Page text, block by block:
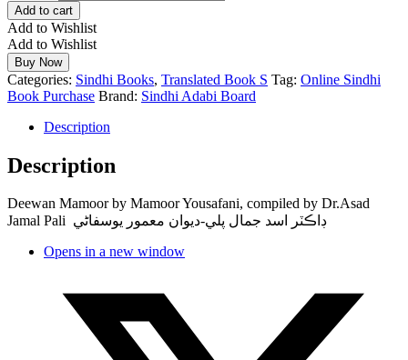
Add to cart
Add to Wishlist
Add to Wishlist
Buy Now
Categories: Sindhi Books, Translated Book S Tag: Online Sindhi
Book Purchase Brand: Sindhi Adabi Board
Description
Description
Deewan Mamoor by Mamoor Yousafani, compiled by Dr.Asad
Jamal Pali ڊاڪٽر اسد جمال پلي-ديوان معمور يوسفاڻي
Opens in a new window